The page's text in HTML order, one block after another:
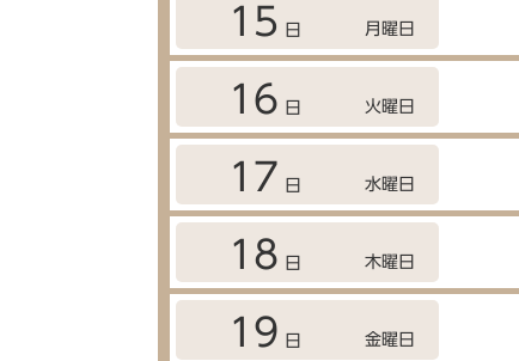
15 日 月曜日
16 日 火曜日
17 日 水曜日
18 日 木曜日
19 日 金曜日